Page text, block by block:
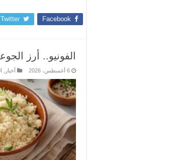
Facebook
Twitter
الفونيو.. أرز
6 أغسطس، 2026 أخبار